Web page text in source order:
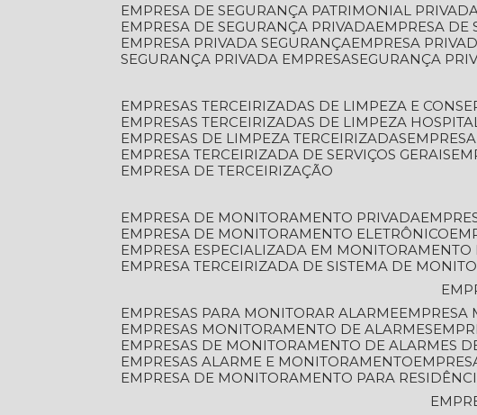
EMPRESA DE SEGURANÇA PATRIMONIAL
EMPRESA DE SEGURANÇA PRIVADA
EMPRESA
EMPRESA PRIVADA SEGURANÇA
EMPRESA
SEGURANÇA PRIVADA EMPRESA SEGURANÇA
EMPRESAS TERCEIRIZADAS DE LIMPEZA E
EMPRESAS TERCEIRIZADAS DE LIMPEZA
EMPRESAS DE LIMPEZA TERCEIRIZADAS
EMPRESA TERCEIRIZADA DE SERVIÇOS GERAIS
EMPRESA DE TERCEIRIZAÇÃO
EMPRESA DE MONITORAMENTO PRIVADA
EMPRESA DE MONITORAMENTO ELETRÔNICO
EMPRESA ESPECIALIZADA EM
EMPRESA TERCEIRIZADA DE SISTEMA DE
EMPRESAS PARA MONITORAR ALARME
EMPRESAS MONITORAMENTO DE ALARMES
EMPRESAS DE MONITORAMENTO DE ALARMES
EMPRESAS ALARME E MONITORAMENTO
EMPRESA DE MONITORAMENTO PARA